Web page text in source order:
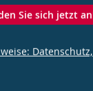
Sie sich jetzt
unzählige
oder Struktur
von
anzupassen.